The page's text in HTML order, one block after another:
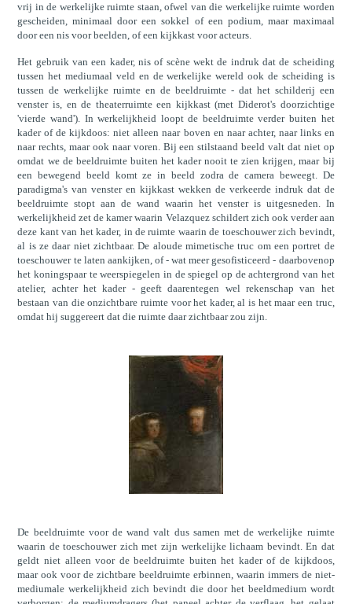
vrij in de werkelijke ruimte staan, ofwel van die werkelijke ruimte worden
gescheiden, minimaal door een sokkel of een podium, maar maximaal
door een nis voor beelden, of een kijkkast voor acteurs.
Het gebruik van een kader, nis of scène wekt de indruk dat de scheiding
tussen het mediumaal veld en de werkelijke wereld ook de scheiding is
tussen de werkelijke ruimte en de beeldruimte - dat het schilderij een
venster is, en de theaterruimte een kijkkast (met Diderot's doorzichtige
'vierde wand'). In werkelijkheid loopt de beeldruimte verder buiten het
kader of de kijkdoos: niet alleen naar boven en naar achter, naar links en
naar rechts, maar ook naar voren. Bij een stilstaand beeld valt dat niet op
omdat we de beeldruimte buiten het kader nooit te zien krijgen, maar bij
een bewegend beeld komt ze in beeld zodra de camera beweegt. De
paradigma's van venster en kijkkast wekken de verkeerde indruk dat de
beeldruimte stopt aan de wand waarin het venster is uitgesneden. In
werkelijkheid zet de kamer waarin Velazquez schildert zich ook verder aan
deze kant van het kader, in de ruimte waarin de toeschouwer zich bevindt,
al is ze daar niet zichtbaar. De aloude mimetische truc om een portret de
toeschouwer te laten aankijken, of - wat meer gesofisticeerd - daarbovenop
het koningspaar te weerspiegelen in de spiegel op de achtergrond van het
atelier, achter het kader - geeft daarentegen wel rekenschap van het
bestaan van die onzichtbare ruimte voor het kader, al is het maar een truc,
omdat hij suggereert dat die ruimte daar zichtbaar zou zijn.
De beeldruimte voor de wand valt dus samen met de werkelijke ruimte
waarin de toeschouwer zich met zijn werkelijke lichaam bevindt. En dat
geldt niet alleen voor de beeldruimte buiten het kader of de kijkdoos,
maar ook voor de zichtbare beeldruimte erbinnen, waarin immers de niet-
mediumale werkelijkheid zich bevindt die door het beeldmedium wordt